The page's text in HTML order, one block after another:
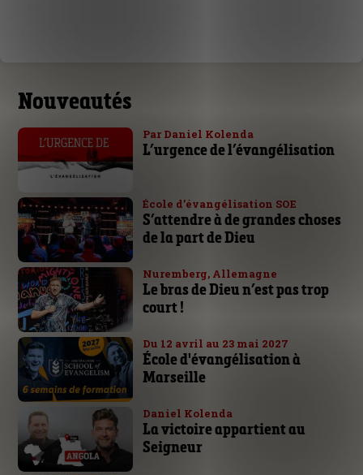
Nouveautés
Par Daniel Kolenda
L’urgence de l’évangélisation
École d’évangélisation SOE
S’attendre à de grandes choses
de la part de Dieu
Nuremberg, Allemagne
Le bras de Dieu n’est pas trop
court !
Du 12 avril au 23 mai 2027
École d'évangélisation à
Marseille
Daniel Kolenda
La victoire appartient au
Seigneur